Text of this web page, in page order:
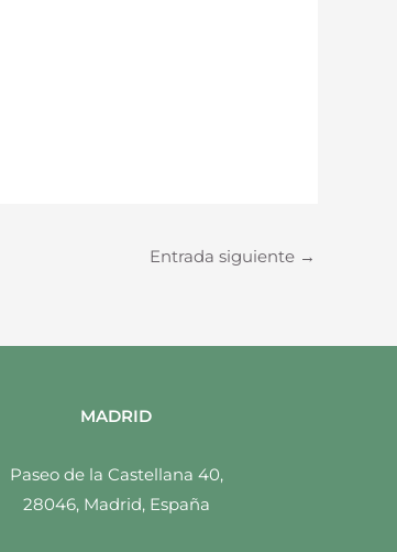
Entrada siguiente →
MADRID
Paseo de la Castellana 40,
28046, Madrid, España